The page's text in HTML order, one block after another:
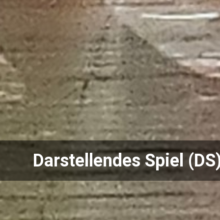
Darstellendes Spiel